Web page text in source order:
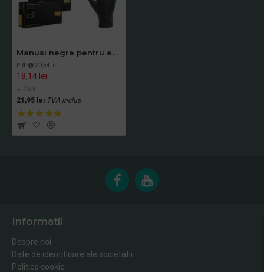
Manusi negre pentru examinare si protectie Nitrylex, 100buc/set
PRP 20,54 lei
18,14 lei
+ TVA
21,95 lei TVA inclus
Informatii
Despre noi
Date de identificare ale societatii
Politica cookie